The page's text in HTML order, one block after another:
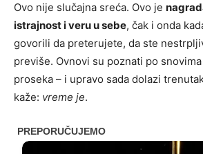
Ovo nije slučajna sreća. Ovo je
istrajnost i veru u sebe, čak i onda
govorili da preterujete, da ste
previše. Ovnovi su poznati po
proseka – i upravo sada dolazi
kaže: vreme je.